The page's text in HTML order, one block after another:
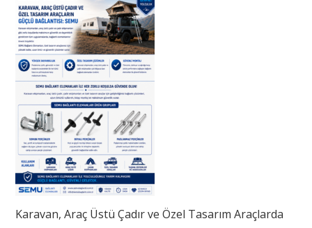
Karavan, Araç Üstü Çadır ve Özel Tasarım Araçlarda